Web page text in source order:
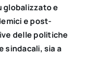
globalizzato e
e post-
delle politiche
sindacali, sia a